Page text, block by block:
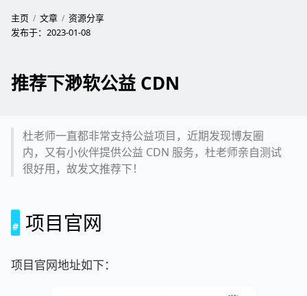
主页 文章
资源分享
发布于： 2023-01-08
推荐下渺软公益 CDN
杜老师一直都非常支持公益项目，近期发现博友圈
内，又有小伙伴提供公益 CDN 服务，杜老师亲自测试
很好用，故发文推荐下！
项目官网
项目官网地址如下：